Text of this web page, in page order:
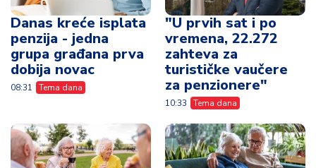
Danas kreće isplata
penzija - jedna
grupa građana prva
dobija novac
08:31 Tema dana
"U prvih sat i po
vremena, 22.272
zahteva za
turističke vaučere
za penzionere"
10:33 Tema dana